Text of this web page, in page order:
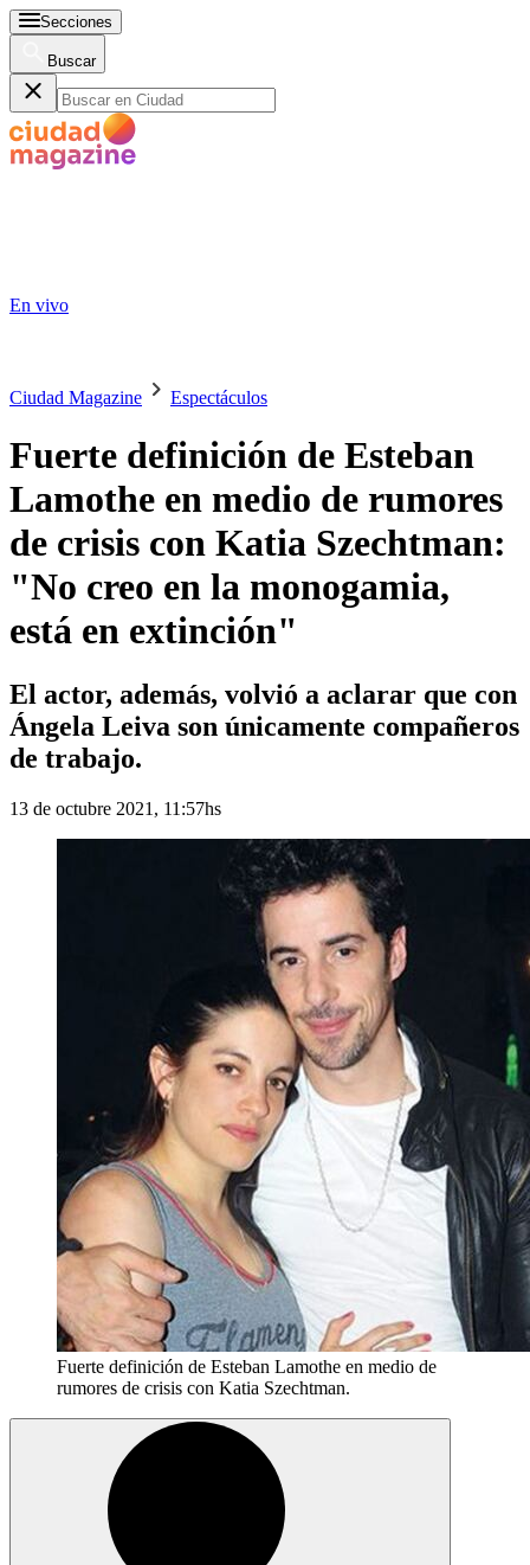
Secciones
Buscar
En vivo
Ciudad Magazine Espectáculos
Fuerte definición de Esteban
Lamothe en medio de rumores
de crisis con Katia Szechtman:
"No creo en la monogamia,
está en extinción"
El actor, además, volvió a aclarar que con
Ángela Leiva son únicamente compañeros
de trabajo.
13 de octubre 2021, 11:57hs
Fuerte definición de Esteban Lamothe en medio de
rumores de crisis con Katia Szechtman.